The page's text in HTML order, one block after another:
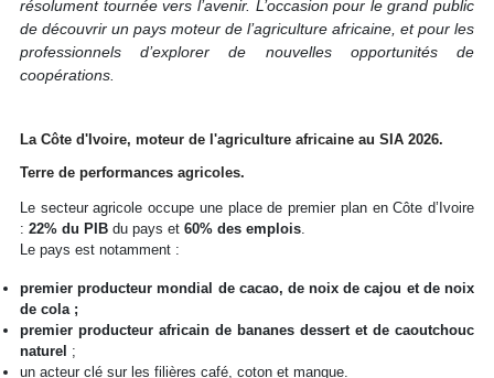
résolument tournée vers l’avenir. L’occasion pour le grand public
de découvrir un pays moteur de l’agriculture africaine, et pour les
professionnels d’explorer de nouvelles opportunités de
coopérations.
La Côte d'Ivoire, moteur de l'agriculture africaine au SIA 2026.
Terre de performances agricoles.
Le secteur agricole occupe une place de premier plan en Côte d’Ivoire
: 22% du PIB du pays et 60% des emplois
Le pays est notamment :
premier producteur mondial de cacao, de noix de cajou et de noix
de cola ;
premier producteur africain de bananes dessert et de caoutchouc
naturel ;
un acteur clé sur les filières café, coton et mangue.